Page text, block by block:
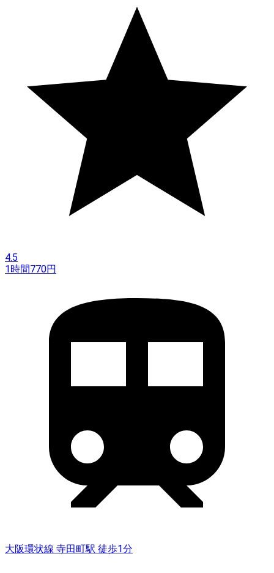
4.5
1時間770円
大阪環状線 寺田町駅 徒歩1分